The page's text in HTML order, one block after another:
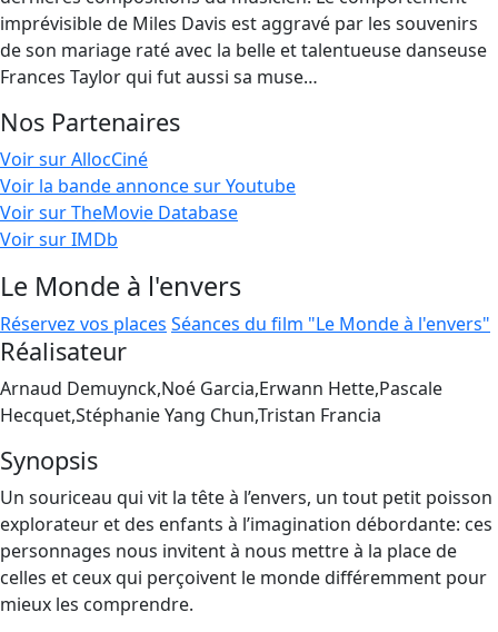
imprévisible de Miles Davis est aggravé par les souvenirs
de son mariage raté avec la belle et talentueuse danseuse
Frances Taylor qui fut aussi sa muse…
Nos Partenaires
Voir sur AllocCiné
Voir la bande annonce sur Youtube
Voir sur TheMovie Database
Voir sur IMDb
Le Monde à l'envers
Réservez vos places Séances du film "Le Monde à l'envers"
Réalisateur
Arnaud Demuynck,Noé Garcia,Erwann Hette,Pascale
Hecquet,Stéphanie Yang Chun,Tristan Francia
Synopsis
Un souriceau qui vit la tête à l’envers, un tout petit poisson
explorateur et des enfants à l’imagination débordante: ces
personnages nous invitent à nous mettre à la place de
celles et ceux qui perçoivent le monde différemment pour
mieux les comprendre.